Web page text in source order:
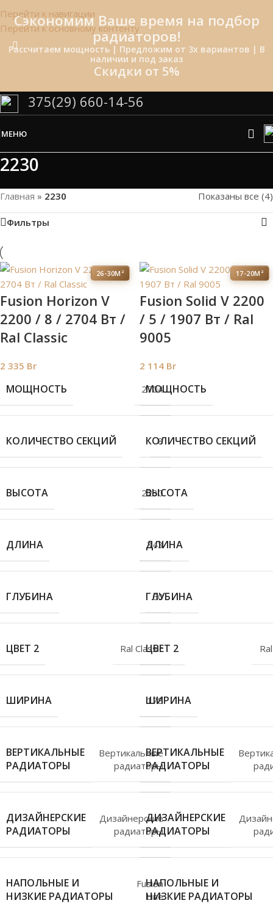
Перейти к навигации
Перейти к основному контенту
Сэкономим Ваше время на подбор
радиаторов!
Рассчитаем мощность | Предложим от 3х вариантов | В
наличии и под заказ
Скидки от 5%
375(29) 660-14-56
МЕНЮ
2230
Главная » 2230 Показаны все (4)
Фильтры
26-30М²
Fusion Horizon V
2200 / 8 / 2704 Вт /
Ral Classic
2 335 Br
МОЩНОСТЬ 2704
КОЛИЧЕСТВО СЕКЦИЙ 8
ВЫСОТА 2230
ДЛИНА 343
ГЛУБИНА 60
ЦВЕТ 2 Ral Classic
ШИРИНА 178
ВЕРТИКАЛЬНЫЕ
РАДИАТОРЫ
Вертикальные
радиаторы
ДИЗАЙНЕРСКИЕ
РАДИАТОРЫ
Дизайнерские
радиаторы
НАПОЛЬНЫЕ И
НИЗКИЕ РАДИАТОРЫ
Fusion
Line
17-20М²
Fusion Solid V 2200
/ 5 / 1907 Вт / Ral
9005
2 114 Br
МОЩНОСТЬ
КОЛИЧЕСТВО СЕКЦИЙ
ВЫСОТА
ДЛИНА
ГЛУБИНА
ЦВЕТ 2
ШИРИНА
ВЕРТИКАЛЬНЫЕ
РАДИАТОРЫ
ДИЗАЙНЕРСКИЕ
РАДИАТОРЫ
НАПОЛЬНЫЕ И
НИЗКИЕ РАДИАТОРЫ